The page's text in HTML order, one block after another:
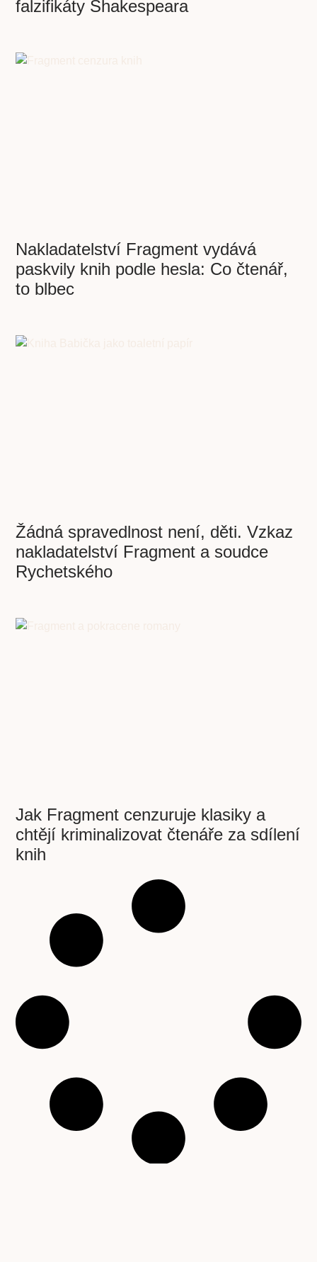
falzifikáty Shakespeara
Nakladatelství Fragment vydává
paskvily knih podle hesla: Co čtenář,
to blbec
Žádná spravedlnost není, děti. Vzkaz
nakladatelství Fragment a soudce
Rychetského
Jak Fragment cenzuruje klasiky a
chtějí kriminalizovat čtenáře za sdílení
knih